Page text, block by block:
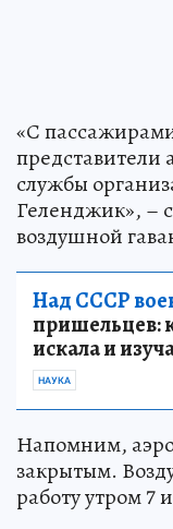
«С
представители
службы
Геленджик», –
воздушной
Над СССР
пришельцев:
искала и
НАУКА
Напомним,
закрытым.
работу утром 7